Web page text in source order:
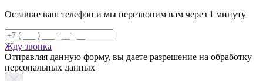
Оставьте ваш телефон и мы перезвоним вам через 1 минуту
Жду звонка
Отправляя данную форму, вы даете разрешение на обработку
персональных данных